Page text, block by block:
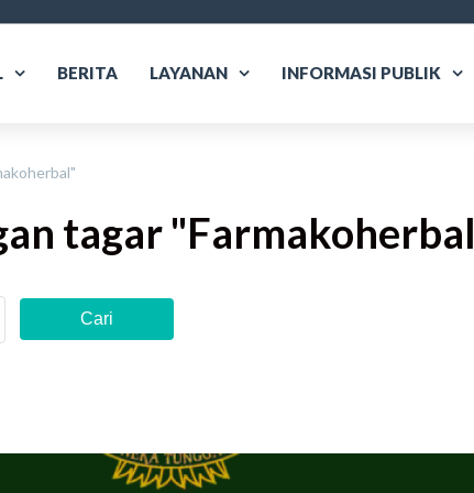
BERITA LAYANAN INFORMASI PUBLIK
"
tagar "Farmakoherbal
Cari